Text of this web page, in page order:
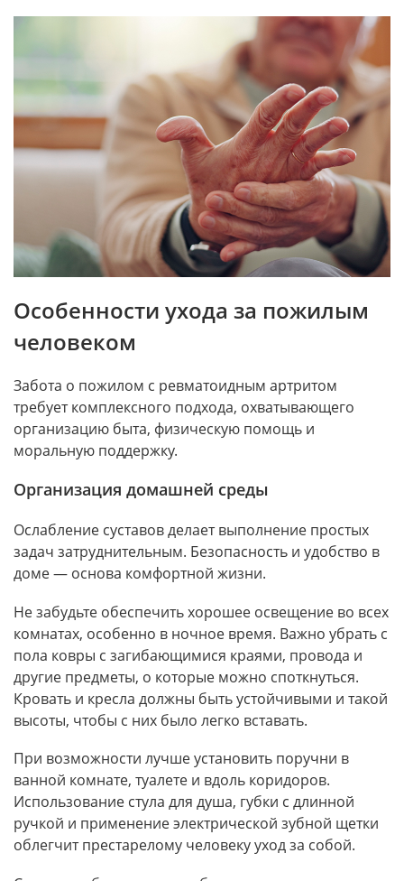
Особенности ухода за пожилым
человеком
Забота о пожилом с ревматоидным артритом
требует комплексного подхода, охватывающего
организацию быта, физическую помощь и
моральную поддержку.
Организация домашней среды
Ослабление суставов делает выполнение простых
задач затруднительным. Безопасность и удобство в
доме — основа комфортной жизни.
Не забудьте обеспечить хорошее освещение во всех
комнатах, особенно в ночное время. Важно убрать с
пола ковры с загибающимися краями, провода и
другие предметы, о которые можно споткнуться.
Кровать и кресла должны быть устойчивыми и такой
высоты, чтобы с них было легко вставать.
При возможности лучше установить поручни в
ванной комнате, туалете и вдоль коридоров.
Использование стула для душа, губки с длинной
ручкой и применение электрической зубной щетки
облегчит престарелому человеку уход за собой.